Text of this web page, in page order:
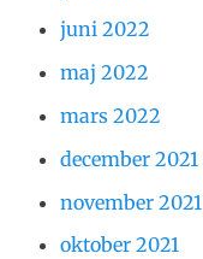
juni 2022
maj 2022
mars 2022
december 2021
november 2021
oktober 2021